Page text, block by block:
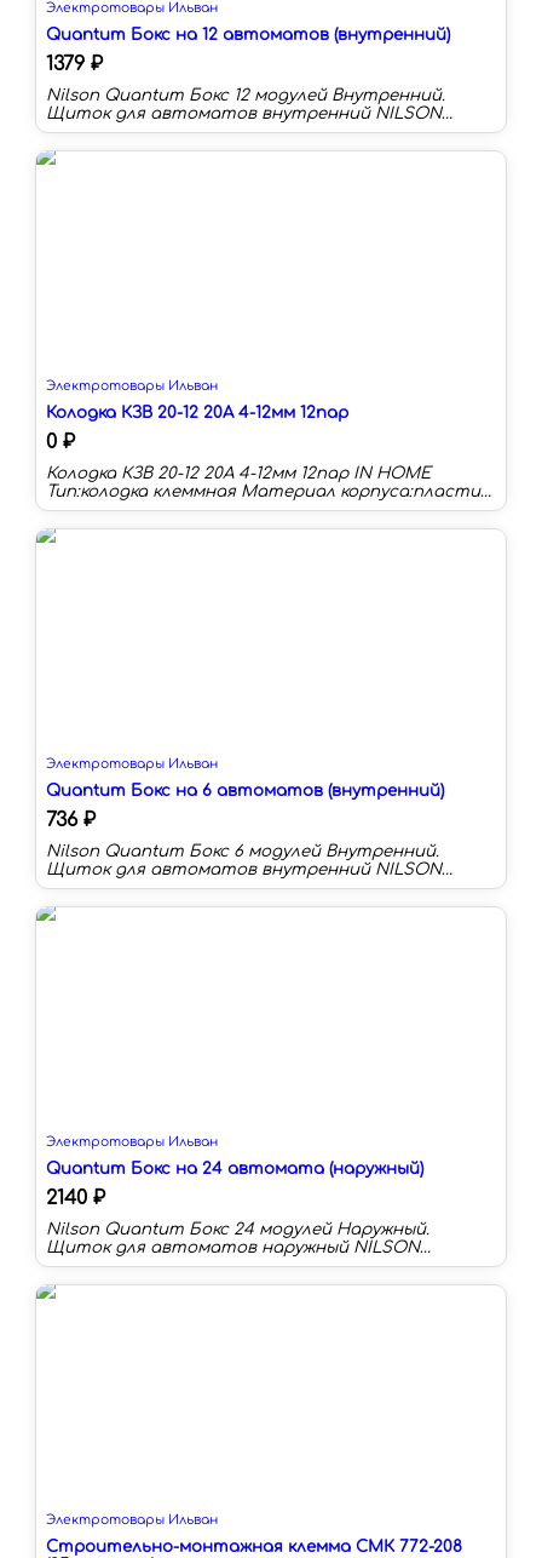
Электротовары Ильван
Quantum Бокс на 12 автоматов (внутренний)
1379 ₽
Nilson Quantum Бокс 12 модулей Внутренний.
Щиток для автоматов внутренний NILSON
quantum используется для размещения
низковольтного модульного оборудования и
автоматики. Благодаря элегантному дизайну
Электротовары Ильван
Колодка КЗВ 20-12 20А 4-12мм 12пар
0 ₽
Колодка КЗВ 20-12 20А 4-12мм 12пар IN HOME
Тип:колодка клеммная Материал корпуса:пластик
Сечение провода:4-12 мм² Номинальный ток:20 А
Наличие изоляции:нет Количество в упаковке:10
Электротовары Ильван
Quantum Бокс на 6 автоматов (внутренний)
736 ₽
Nilson Quantum Бокс 6 модулей Внутренний.
Щиток для автоматов внутренний NILSON
quantum используется для размещения
низковольтного модульного оборудования и
автоматики. Благодаря элегантному дизайну
Электротовары Ильван
Quantum Бокс на 24 автомата (наружный)
2140 ₽
Nilson Quantum Бокс 24 модулей Наружный.
Щиток для автоматов наружный NILSON
quantum используется для размещения
низковольтного модульного оборудования и
автоматики. Благодаря элегантному дизайну
Электротовары Ильван
Строительно-монтажная клемма СМК 772-208